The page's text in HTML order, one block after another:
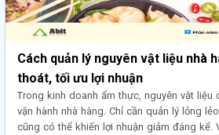
Cách quản lý nguyên vật liệu nhà
thoát, tối ưu lợi nhuận
Trong kinh doanh ẩm thực, nguyên vật liệu
vận hành nhà hàng. Chỉ cần quản lý lỏng
cũng có thể khiến lợi nhuận giảm đáng kể.